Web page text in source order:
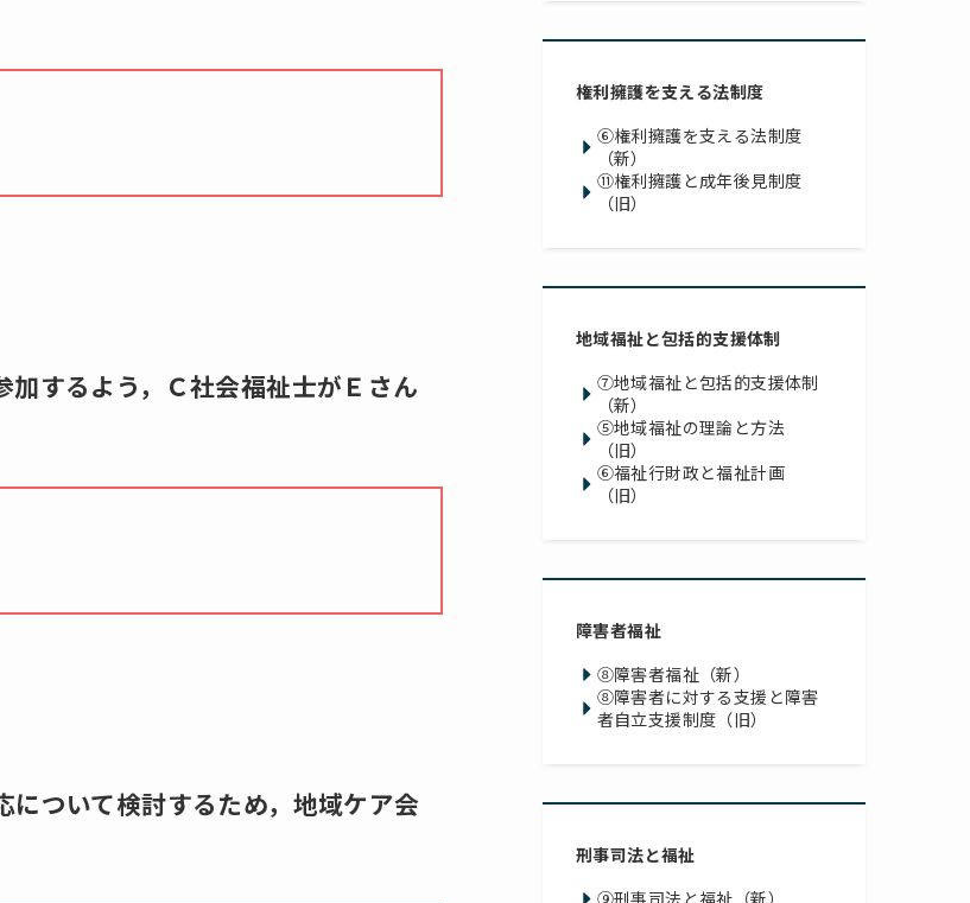
するよう，Ｃ社会福祉士がＥさん
ついて検討するため，地域ケア会
権利擁護を支える法制度
⑥権利擁護を支える法制度
（新）
⑪権利擁護と成年後見制度
（旧）
地域福祉と包括的支援体制
⑦地域福祉と包括的支援体制
（新）
⑤地域福祉の理論と方法
（旧）
⑥福祉行財政と福祉計画
（旧）
障害者福祉
⑧障害者福祉（新）
⑧障害者に対する支援と障害
者自立支援制度（旧）
刑事司法と福祉
⑨刑事司法と福祉（新）